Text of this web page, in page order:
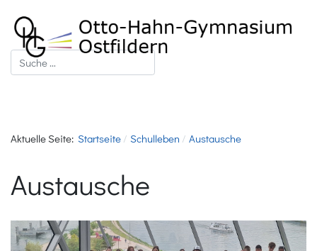
Suchen
Aktuelle Seite: Startseite Schulleben Austausche
Austausche